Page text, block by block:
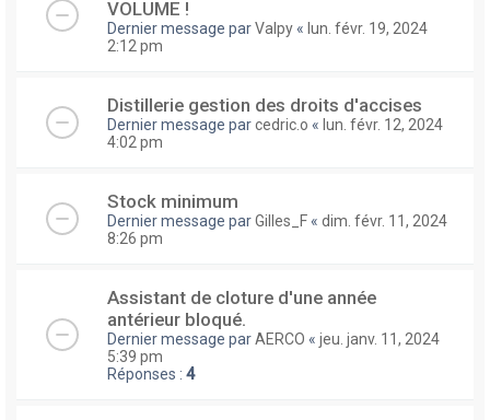
VOLUME !
Dernier message parValpy « lun. févr. 19, 2024
2:12 pm
Distillerie gestion des droits d'accises
Dernier message parcedric.o « lun. févr. 12, 2024
4:02 pm
Stock minimum
Dernier message parGilles_F « dim. févr. 11, 2024
8:26 pm
Assistant de cloture d'une année
antérieur bloqué.
Dernier message parAERCO « jeu. janv. 11, 2024
5:39 pm
Réponses : 4